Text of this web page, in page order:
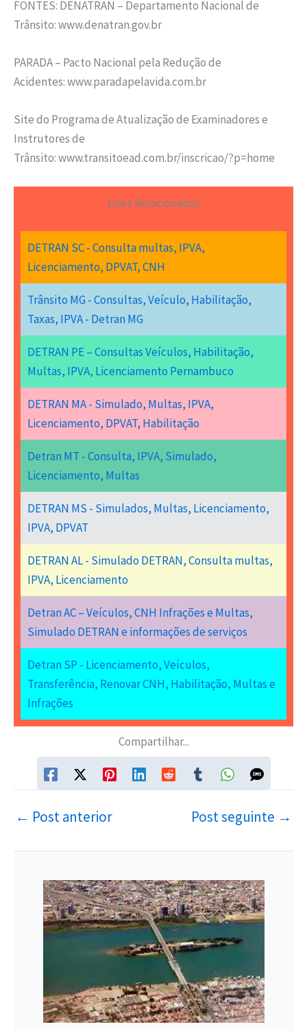
FONTES: DENATRAN – Departamento Nacional de
Trânsito: www.denatran.gov.br
PARADA – Pacto Nacional pela Redução de
Acidentes: www.paradapelavida.com.br
Site do Programa de Atualização de Examinadores e
Instrutores de
Trânsito: www.transitoead.com.br/inscricao/?p=home
Links Relacionados
DETRAN SC - Consulta multas, IPVA,
Licenciamento, DPVAT, CNH
Trânsito MG - Consultas, Veículo, Habilitação,
Taxas, IPVA - Detran MG
DETRAN PE – Consultas Veículos, Habilitação,
Multas, IPVA, Licenciamento Pernambuco
DETRAN MA - Simulado, Multas, IPVA,
Licenciamento, DPVAT, Habilitação
Detran MT - Consulta, IPVA, Simulado,
Licenciamento, Multas
DETRAN MS - Simulados, Multas, Licenciamento,
IPVA, DPVAT
DETRAN AL - Simulado DETRAN, Consulta multas,
IPVA, Licenciamento
Detran AC – Veículos, CNH Infrações e Multas,
Simulado DETRAN e informações de serviços
Detran SP - Licenciamento, Veículos,
Transferência, Renovar CNH, Habilitação, Multas e
Infrações
Compartilhar...
← Post anterior Post seguinte →